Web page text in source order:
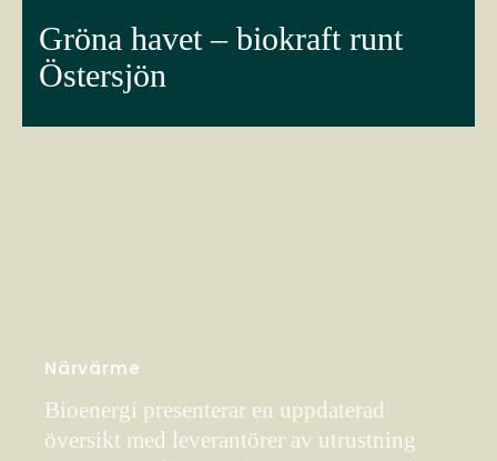
Gröna havet – biokraft runt
Östersjön
Närvärme
Bioenergi presenterar en uppdaterad
översikt med leverantörer av utrustning